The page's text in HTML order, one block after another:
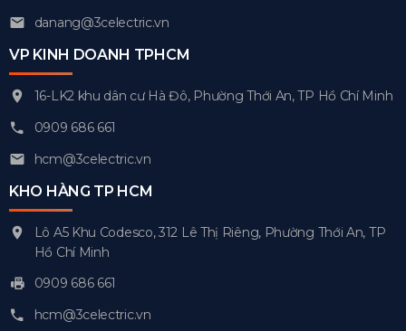
danang@3celectric.vn
VP KINH DOANH TPHCM
16-LK2 khu dân cư Hà Đô, Phường Thới An, TP Hồ Chí Minh
0909 686 661
hcm@3celectric.vn
KHO HÀNG TP HCM
Lô A5 Khu Codesco, 312 Lê Thị Riêng, Phường Thới An, TP
Hồ Chí Minh
0909 686 661
hcm@3celectric.vn